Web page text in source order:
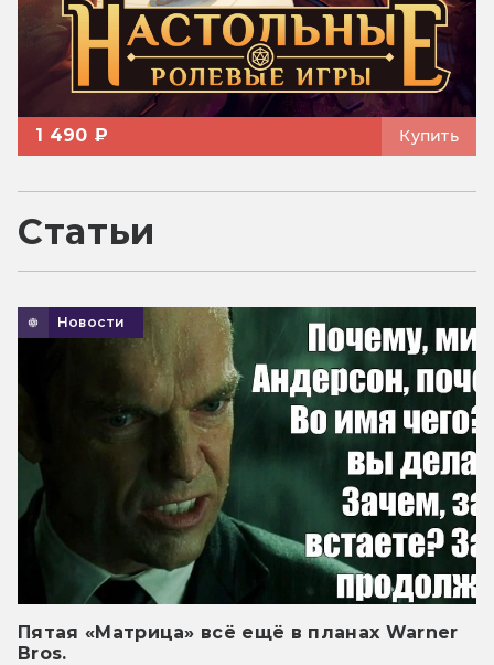
1 490 ₽ Купить
Статьи
Новости
Пятая «Матрица» всё ещё в планах Warner
Bros.